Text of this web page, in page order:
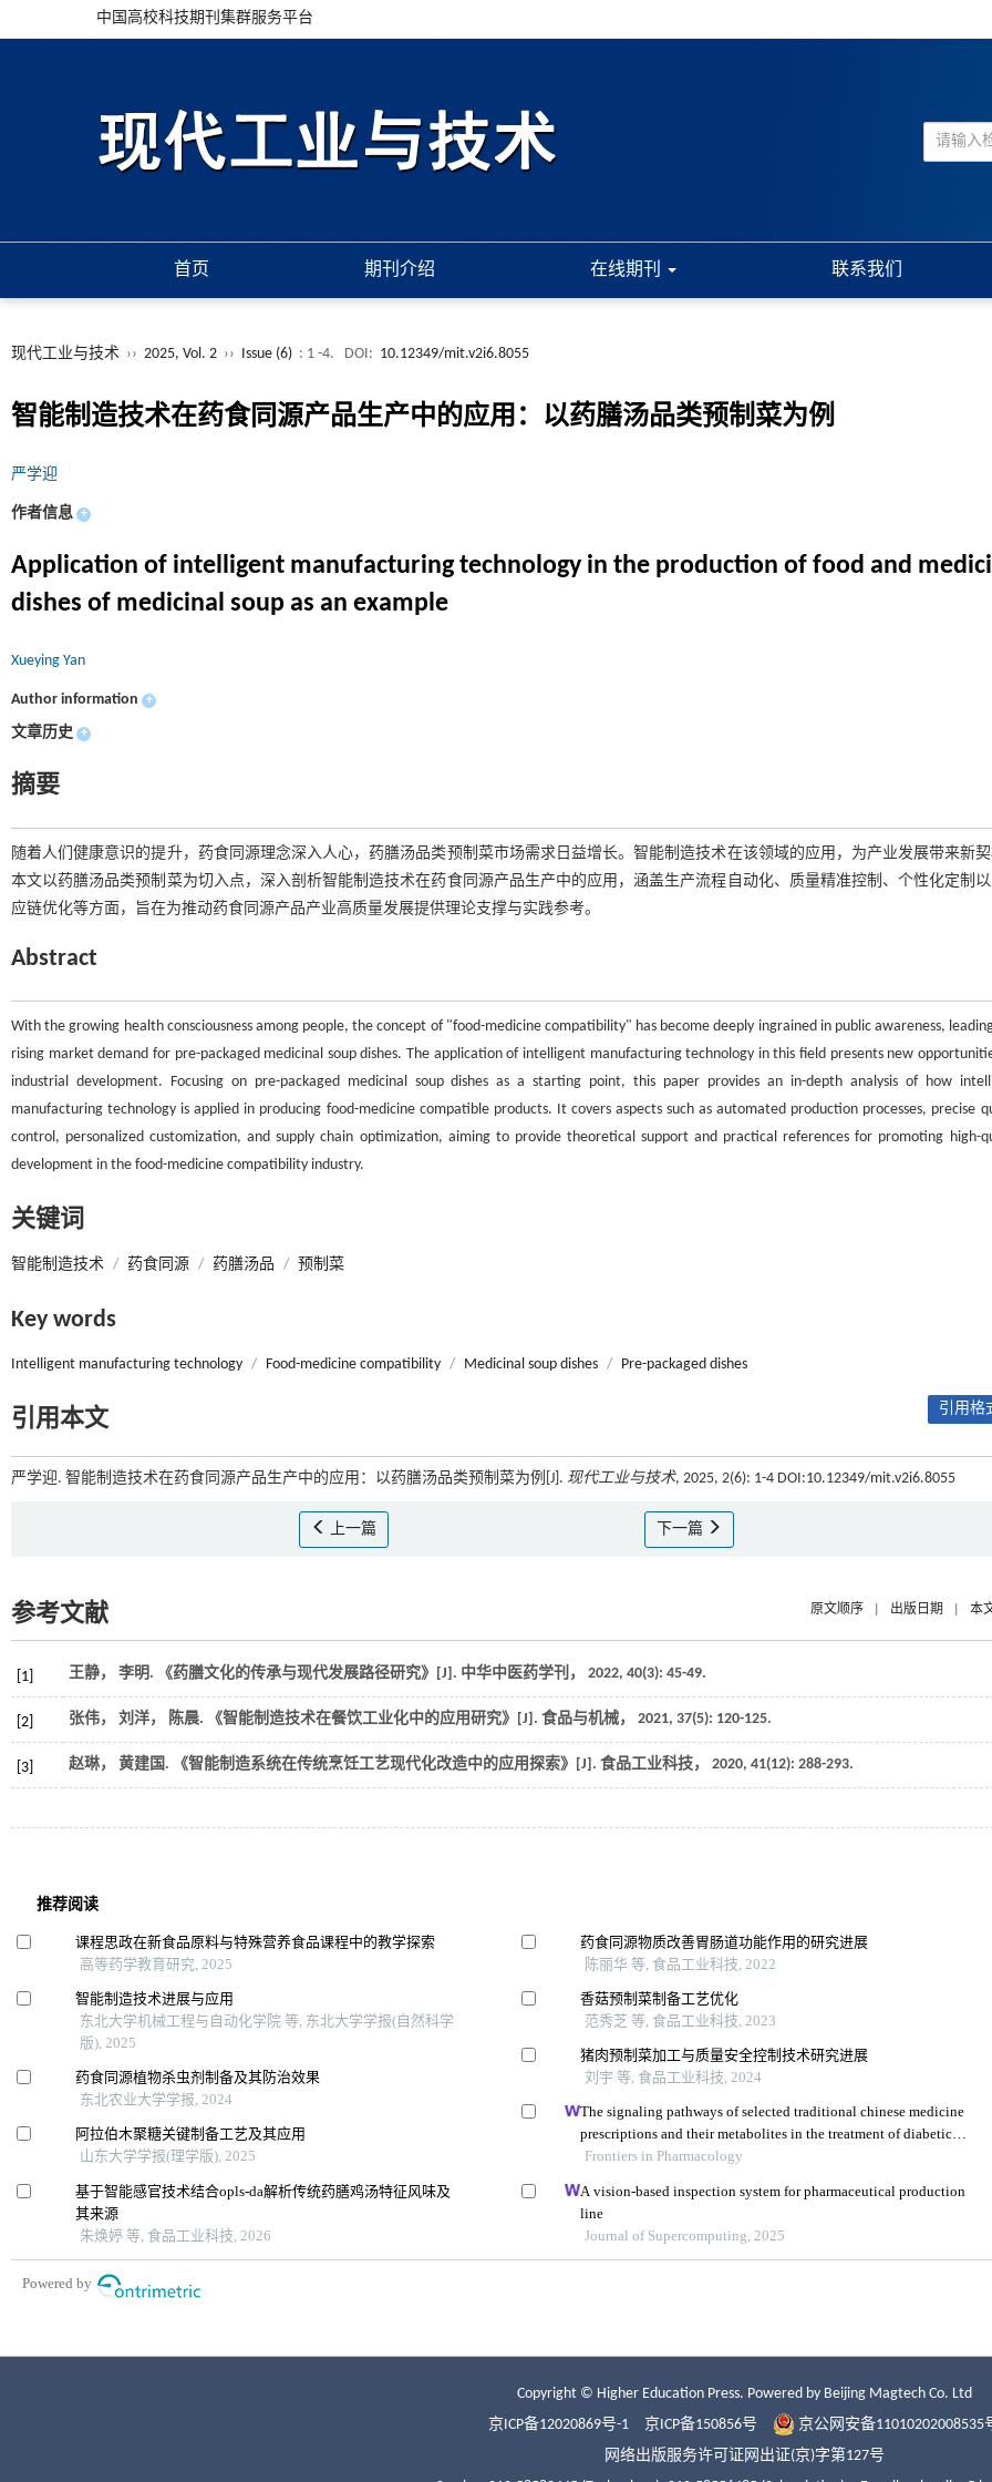
中国高校科技期刊集群服务平台
首页 期刊介绍 在线期刊 联系我们
现代工业与技术 ›› 2025, Vol. 2 ›› Issue (6) : 1 -4. DOI: 10.12349/mit.v2i6.8055
智能制造技术在药食同源产品生产中的应用：以药膳汤品类预制菜为例
严学迎
作者信息 +
Application of intelligent manufacturing technology in the production of food and
dishes of medicinal soup as an example
Xueying Yan
Author information +
文章历史 +
摘要
随着人们健康意识的提升，药食同源理念深入人心，药膳汤品类预制菜市场需求日益增长。智能制造技术在该领域的应用，为产业发展带来新
本文以药膳汤品类预制菜为切入点，深入剖析智能制造技术在药食同源产品生产中的应用，涵盖生产流程自动化、质量精准控制、个性化定制
应链优化等方面，旨在为推动药食同源产品产业高质量发展提供理论支撑与实践参考。
Abstract
With the growing health consciousness among people, the concept of "food-medicine compatibility" has become deeply ingrained in public awareness,
rising market demand for pre-packaged medicinal soup dishes. The application of intelligent manufacturing technology in this field presents new
industrial development. Focusing on pre-packaged medicinal soup dishes as a starting point, this paper provides an in-depth analysis of how
manufacturing technology is applied in producing food-medicine compatible products. It covers aspects such as automated production processes, precise
control, personalized customization, and supply chain optimization, aiming to provide theoretical support and practical references for promoting high-
development in the food-medicine compatibility industry.
关键词
智能制造技术 / 药食同源 / 药膳汤品 / 预制菜
Key words
Intelligent manufacturing technology / Food-medicine compatibility / Medicinal soup dishes / Pre-packaged dishes
引用本文 引用格
严学迎. 智能制造技术在药食同源产品生产中的应用：以药膳汤品类预制菜为例[J]. 现代工业与技术, 2025, 2(6): 1-4 DOI:10.12349/mit.v2i6.8055
上一篇 下一篇
参考文献 原文顺序 出版日期 本
[1] 王静， 李明. 《药膳文化的传承与现代发展路径研究》[J]. 中华中医药学刊 ， 2022, 40(3): 45-49.
[2] 张伟， 刘洋， 陈晨. 《智能制造技术在餐饮工业化中的应用研究》[J]. 食品与机械， 2021, 37(5): 120-125.
[3] 赵琳， 黄建国. 《智能制造系统在传统烹饪工艺现代化改造中的应用探索》[J]. 食品工业科技， 2020, 41(12): 288-293.
Copyright © Higher Education Press. Powered by Beijing Magtech Co. Ltd
京ICP备12020869号-1
京ICP备150856号
京公网安备11010202008535
网络出版服务许可证网出证(京)字第127号